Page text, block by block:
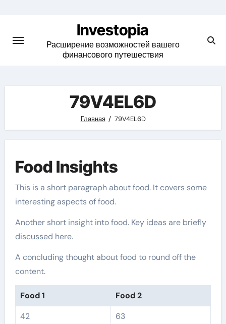
content
Investopia
Расширение возможностей вашего
финансового путешествия
79V4EL6D
Главная 79V4EL6D
Food Insights
This is a short paragraph about food. It covers some
interesting aspects of food.
Another short insight into food. Key ideas are briefly
discussed here.
A concluding thought about food to round off the
content.
Food 1
Food 2
42
63